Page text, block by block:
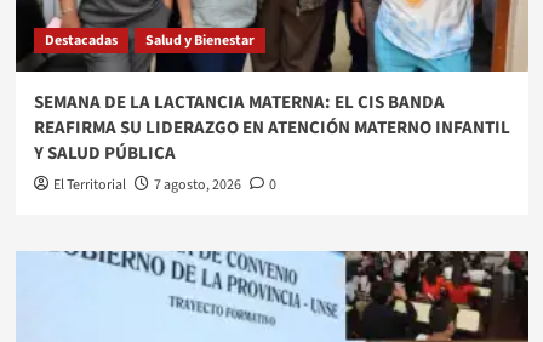
Destacadas Salud y Bienestar
SEMANA DE LA LACTANCIA MATERNA: EL CIS BANDA
REAFIRMA SU LIDERAZGO EN ATENCIÓN MATERNO INFANTIL
Y SALUD PÚBLICA
El Territorial 7 agosto, 2026 0